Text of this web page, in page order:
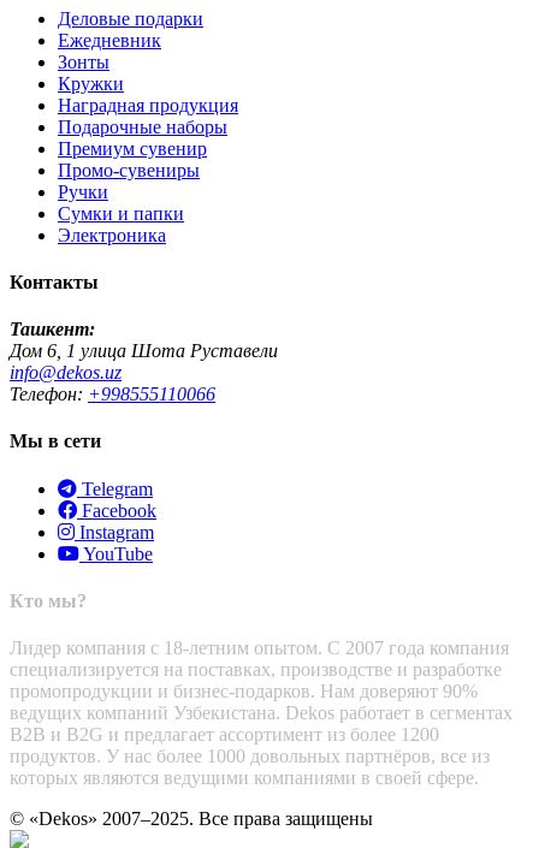
Деловые подарки
Ежедневник
Зонты
Кружки
Наградная продукция
Подарочные наборы
Премиум сувенир
Промо-сувениры
Ручки
Сумки и папки
Электроника
Контакты
Ташкент:
Дом 6, 1 улица Шота Руставели
info@dekos.uz
Телефон: +998555110066
Мы в сети
Telegram
Facebook
Instagram
YouTube
Кто мы?
Лидер компания с 18-летним опытом. С 2007 года компания
специализируется на поставках, производстве и разработке
промопродукции и бизнес-подарков. Нам доверяют 90%
ведущих компаний Узбекистана. Dekos работает в сегментах
B2B и B2G и предлагает ассортимент из более 1200
продуктов. У нас более 1000 довольных партнёров, все из
которых являются ведущими компаниями в своей сфере.
© «Dekos» 2007–2025. Все права защищены